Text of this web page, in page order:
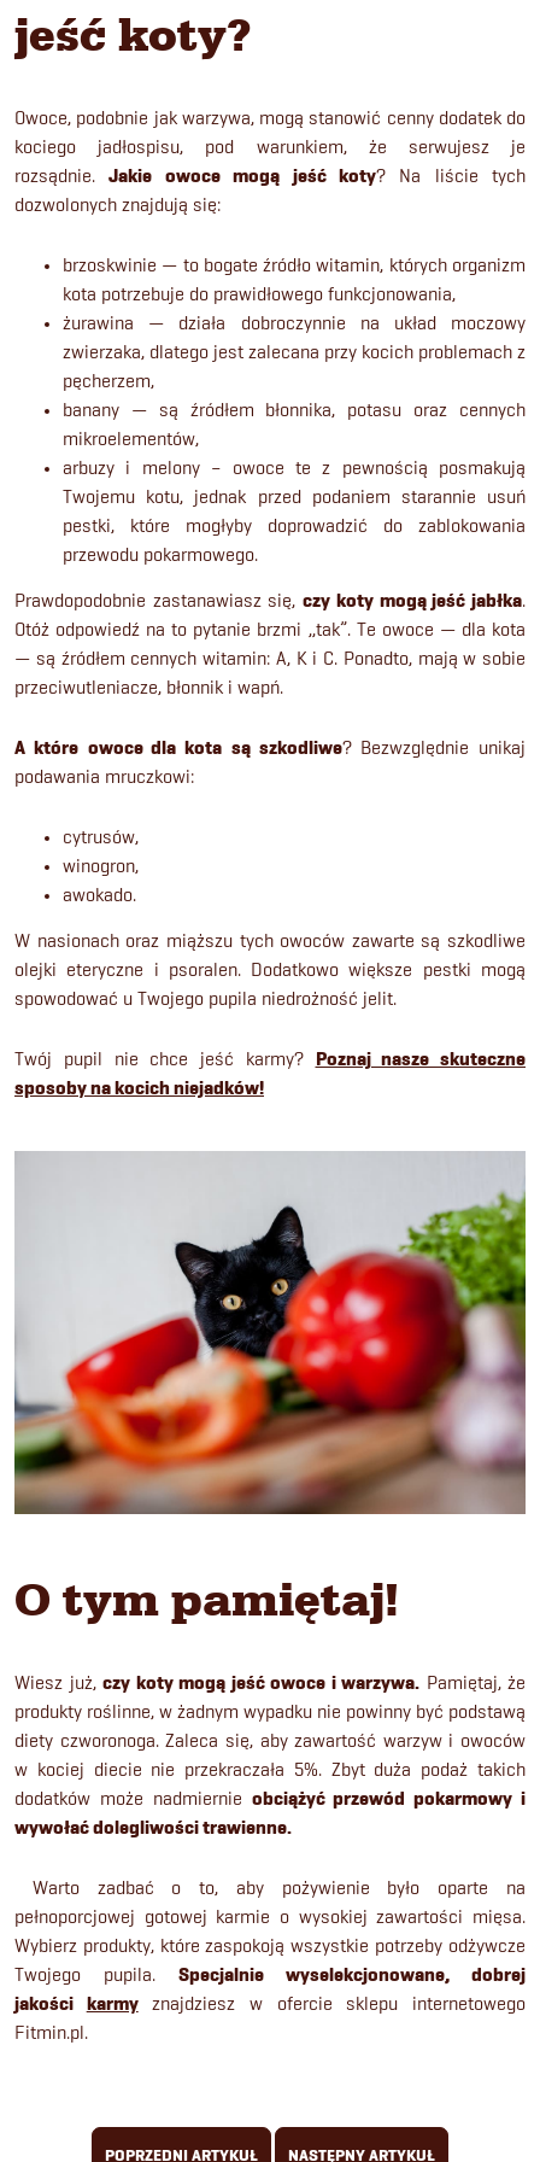
jeść koty?
Owoce, podobnie jak warzywa, mogą stanowić cenny dodatek do
kociego jadłospisu, pod warunkiem, że serwujesz je
rozsądnie. Jakie owoce mogą jeść koty? Na liście tych
dozwolonych znajdują się:
brzoskwinie — to bogate źródło witamin, których organizm
kota potrzebuje do prawidłowego funkcjonowania,
żurawina — działa dobroczynnie na układ moczowy
zwierzaka, dlatego jest zalecana przy kocich problemach z
pęcherzem,
banany — są źródłem błonnika, potasu oraz cennych
mikroelementów,
arbuzy i melony – owoce te z pewnością posmakują
Twojemu kotu, jednak przed podaniem starannie usuń
pestki, które mogłyby doprowadzić do zablokowania
przewodu pokarmowego.
Prawdopodobnie zastanawiasz się, czy koty mogą jeść jabłka.
Otóż odpowiedź na to pytanie brzmi ,,tak”. Te owoce — dla kota
— są źródłem cennych witamin: A, K i C. Ponadto, mają w sobie
przeciwutleniacze, błonnik i wapń.
A które owoce dla kota są szkodliwe? Bezwzględnie unikaj
podawania mruczkowi:
cytrusów,
winogron,
awokado.
W nasionach oraz miąższu tych owoców zawarte są szkodliwe
olejki eteryczne i psoralen. Dodatkowo większe pestki mogą
spowodować u Twojego pupila niedrożność jelit.
Twój pupil nie chce jeść karmy? Poznaj nasze skuteczne
sposoby na kocich niejadków!
O tym pamiętaj!
Wiesz już, czy koty mogą jeść owoce i warzywa. Pamiętaj, że
produkty roślinne, w żadnym wypadku nie powinny być podstawą
diety czworonoga. Zaleca się, aby zawartość warzyw i owoców
w kociej diecie nie przekraczała 5%. Zbyt duża podaż takich
dodatków może nadmiernie obciążyć przewód pokarmowy i
wywołać dolegliwości trawienne.
Warto zadbać o to, aby pożywienie było oparte na
pełnoporcjowej gotowej karmie o wysokiej zawartości mięsa.
Wybierz produkty, które zaspokoją wszystkie potrzeby odżywcze
Twojego pupila.
Specjalnie wyselekcjonowane, dobrej
jakości karmyznajdziesz w ofercie sklepu internetowego
Fitmin.pl.
POPRZEDNI ARTYKUŁ NASTĘPNY ARTYKUŁ